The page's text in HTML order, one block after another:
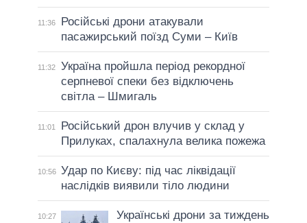
11:36
Російські дрони атакували
пасажирський поїзд Суми – Київ
11:32
Україна пройшла період рекордної
серпневої спеки без відключень
світла – Шмигаль
11:01
Російський дрон влучив у склад у
Прилуках, спалахнула велика пожежа
10:56 Удар по Києву: під час ліквідації
наслідків виявили тіло людини
10:27
Українські дрони за тиждень